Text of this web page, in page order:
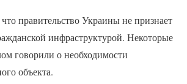
правительство Украины не признает
инфраструктурой. Некоторые
говорили о необходимости
объекта.